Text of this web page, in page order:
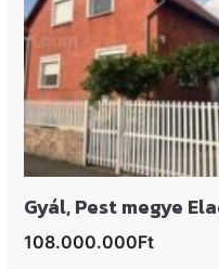
108.000.000Ft